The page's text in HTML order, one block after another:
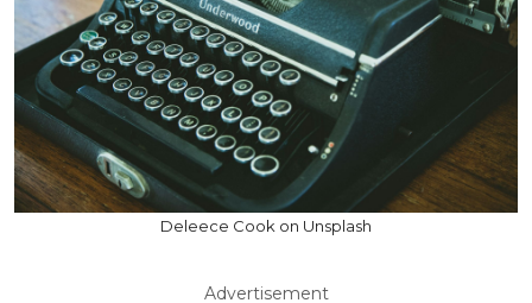
Deleece Cook on Unsplash
Advertisement